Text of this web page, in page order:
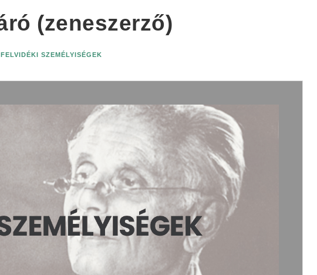
(zeneszerző)
SZEMÉLYISÉGEK